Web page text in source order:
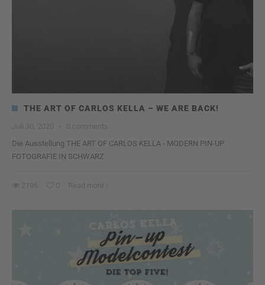
THE ART OF CARLOS KELLA – WE ARE BACK!
Die Ausstellung THE ART OF CARLOS KELLA - MODERN PIN-UP
FOTOGRAFIE IN SCHWARZ